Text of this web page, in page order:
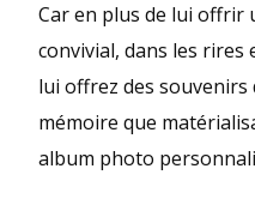
Car en plus de lui offrir
convivial, dans les
lui offrez des souvenirs
mémoire que
album photo